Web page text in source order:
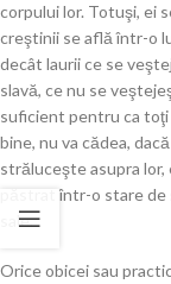
corpului lor. Totuşi, ei
creştinii se află într-o
decât laurii ce se
slavă, ce nu se
suficient pentru ca toţi
bine, nu va cădea,
străluceşte asupra
păstrat într-o stare
sale.
Orice obicei sau